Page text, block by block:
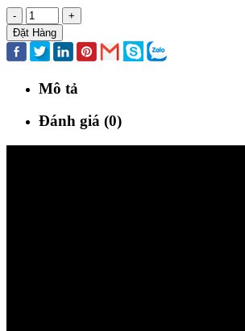
-
+
Đặt Hàng
Mô tả
Đánh giá (0)